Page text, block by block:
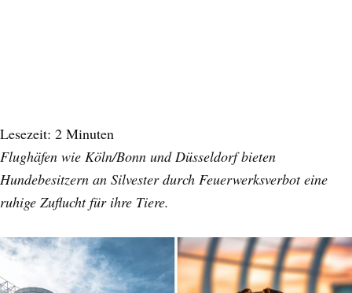
Lesezeit: 2 Minuten
Flughäfen wie Köln/Bonn und Düsseldorf bieten
Hundebesitzern an Silvester durch Feuerwerksverbot eine
ruhige Zuflucht für ihre Tiere.